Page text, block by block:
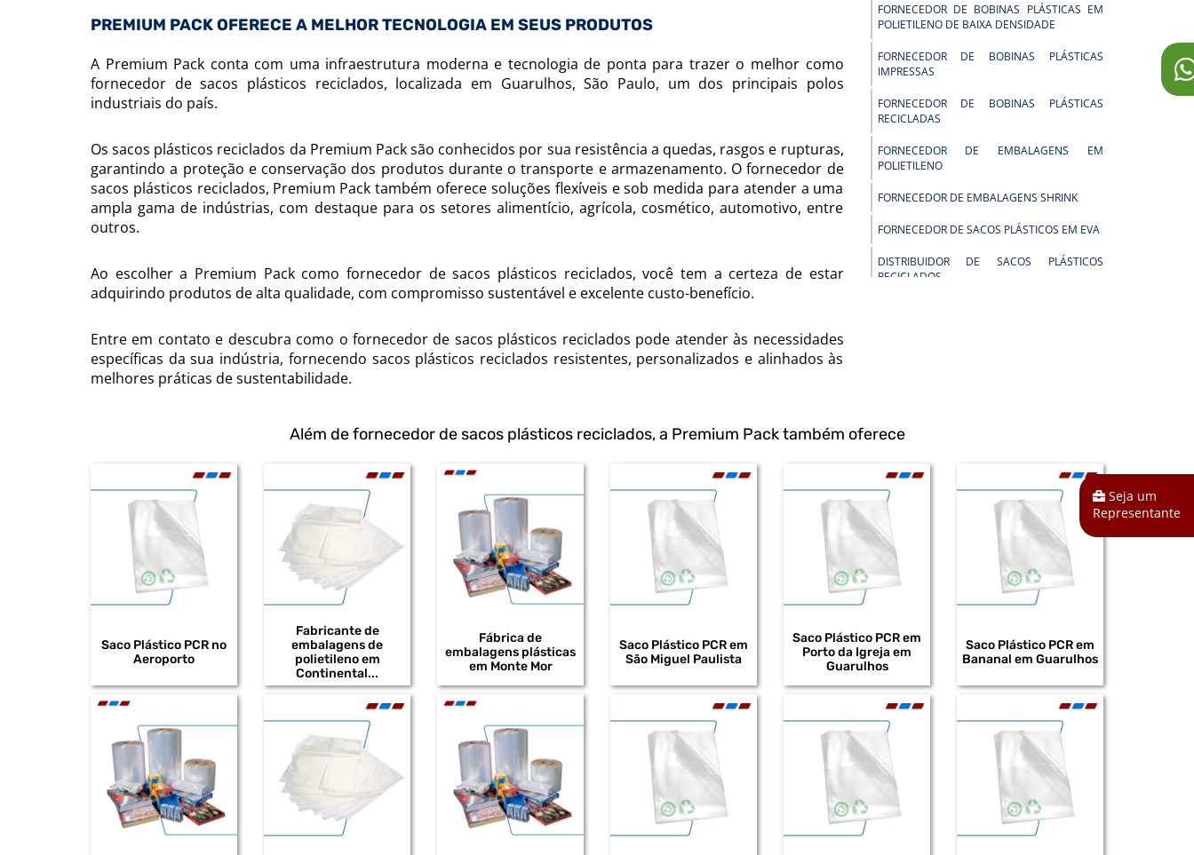
Seja um
Representante
PREMIUM PACK OFERECE A MELHOR TECNOLOGIA EM SEUS PRODUTOS
A Premium Pack conta com uma infraestrutura moderna e tecnologia de ponta para trazer o melhor como
fornecedor de sacos plásticos reciclados, localizada em Guarulhos, São Paulo, um dos principais polos
industriais do país.
Os sacos plásticos reciclados da Premium Pack são conhecidos por sua resistência a quedas, rasgos e rupturas,
garantindo a proteção e conservação dos produtos durante o transporte e armazenamento. O fornecedor de
sacos plásticos reciclados, Premium Pack também oferece soluções flexíveis e sob medida para atender a uma
ampla gama de indústrias, com destaque para os setores alimentício, agrícola, cosmético, automotivo, entre
outros.
Ao escolher a Premium Pack como fornecedor de sacos plásticos reciclados, você tem a certeza de estar
adquirindo produtos de alta qualidade, com compromisso sustentável e excelente custo-benefício.
Entre em contato e descubra como o fornecedor de sacos plásticos reciclados pode atender às necessidades
específicas da sua indústria, fornecendo sacos plásticos reciclados resistentes, personalizados e alinhados às
melhores práticas de sustentabilidade.
FORNECEDOR DE BOBINAS PLÁSTICAS EM
POLIETILENO DE BAIXA DENSIDADE
FORNECEDOR DE BOBINAS PLÁSTICAS
IMPRESSAS
FORNECEDOR DE BOBINAS PLÁSTICAS
RECICLADAS
FORNECEDOR DE EMBALAGENS EM
POLIETILENO
FORNECEDOR DE EMBALAGENS SHRINK
FORNECEDOR DE SACOS PLÁSTICOS EM EVA
DISTRIBUIDOR DE SACOS PLÁSTICOS
RECICLADOS
DE ALTA DENSIDADE
DISTRIBUIDOR DE SACOS PLÁSTICOS EM
POLIETILENO DE ALTA DENSIDADE
DISTRIBUIDOR DE SACOS PEAD
DISTRIBUIDOR DE SACOS PLÁSTICOS
INFECTANTE
DISTRIBUIDOR DE BOBINAS PLÁSTICAS EM
DISTRIBUIDOR DE BOBINAS PLÁSTICAS DE
BAIXA DENSIDADE
DISTRIBUIDOR DE BOBINAS PLÁSTICAS EM
POLIETILENO DE BAIXA DENSIDADE
DISTRIBUIDOR DE BOBINAS PLÁSTICAS
IMPRESSAS
DISTRIBUIDOR DE BOBINAS PLÁSTICAS
RECICLADAS
DISTRIBUIDOR DE EMBALAGENS EM
Além de fornecedor de sacos plásticos reciclados, a Premium Pack também oferece
Saco Plástico PCR no
Aeroporto
Fabricante de
embalagens de
polietileno em
Continental...
Fábrica de
embalagens plásticas
em Monte Mor
Saco Plástico PCR em
São Miguel Paulista
Saco Plástico PCR em
Porto da Igreja em
Guarulhos
Saco Plástico PCR em
Bananal em Guarulhos